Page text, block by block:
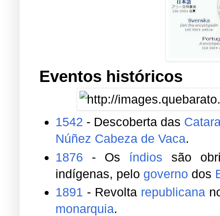
Eventos históricos
1542 - Descoberta das
Núñez Cabeza de Vaca.
1876 - Os índios são
indígenas, pelo governo dos
1891 - Revolta republicana
monarquia.